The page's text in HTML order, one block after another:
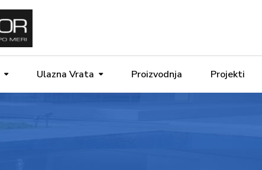
Ulazna Vrata Proizvodnja Projekti